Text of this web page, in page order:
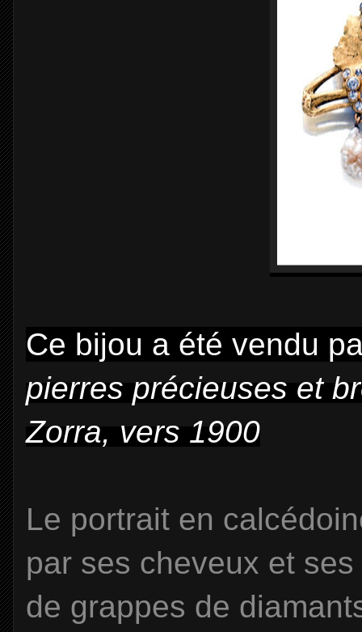
Ce bijou a été vendu
pierres précieuses et
Zorra, vers 1900
Le portrait en
par ses cheveux et
de grappes de